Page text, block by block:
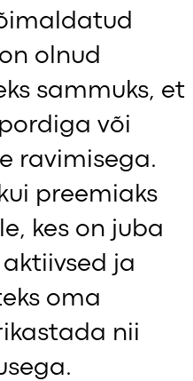
olnud
sammuks, et
või
ravimisega.
preemiaks
kes on juba
ja
oma
nii